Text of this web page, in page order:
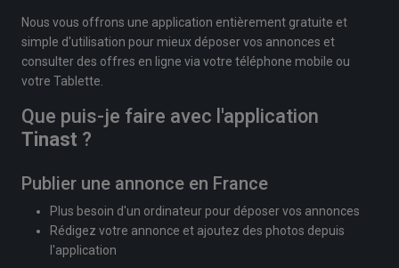
Nous vous offrons une application entièrement gratuite et
simple d'utilisation pour mieux déposer vos annonces et
consulter des offres en ligne via votre téléphone mobile ou
votre Tablette.
Que puis-je faire avec l'application
Tinast ?
Publier une annonce en France
Plus besoin d'un ordinateur pour déposer vos annonces
Rédigez votre annonce et ajoutez des photos depuis
l'application